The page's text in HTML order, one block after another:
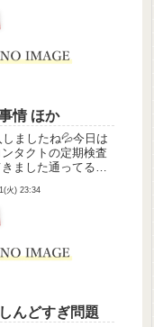
情 ほか
したね‪💦‬今日は
タクトの定期検査
ました通ってる眼
ました:(´◦ω◦｀):視
わって診察室入る
の乱視が矯正され
たし怒ら...
火) 23:34
んどすぎ問題